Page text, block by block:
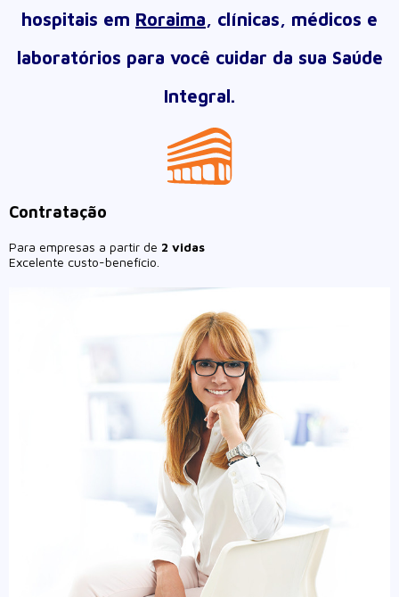
hospitais em Roraima, clínicas, médicos e
laboratórios para você cuidar da sua Saúde
Integral.
Contratação
Para empresas a partir de 2 vidas
Excelente custo-benefício.